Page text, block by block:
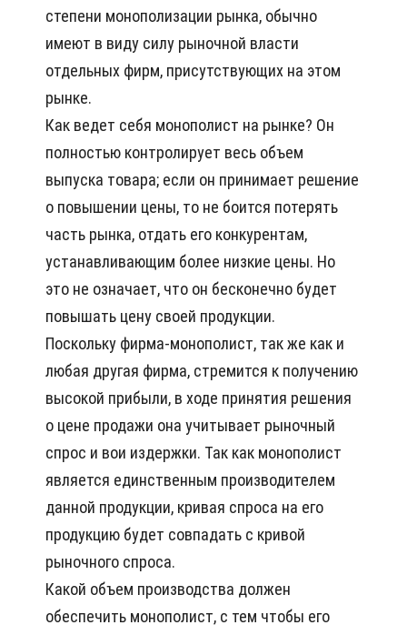
степени монополизации рынка, обычно
имеют в виду силу рыночной власти
отдельных фирм, присутствующих на этом
рынке.
Как ведет себя монополист на рынке? Он
полностью контролирует весь объем
выпуска товара; если он принимает решение
о повышении цены, то не боится потерять
часть рынка, отдать его конкурентам,
устанавливающим более низкие цены. Но
это не означает, что он бесконечно будет
повышать цену своей продукции.
Поскольку фирма-монополист, так же как и
любая другая фирма, стремится к получению
высокой прибыли, в ходе принятия решения
о цене продажи она учитывает рыночный
спрос и вои издержки. Так как монополист
является единственным производителем
данной продукции, кривая спроса на его
продукцию будет совпадать с кривой
рыночного спроса.
Какой объем производства должен
обеспечить монополист, с тем чтобы его